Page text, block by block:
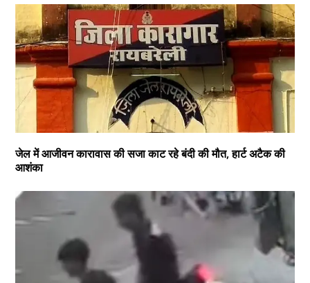
जेल में आजीवन कारावास की सजा काट रहे बंदी की मौत, हार्ट अटैक की
आशंका